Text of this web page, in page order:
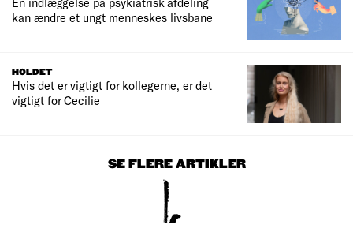
kan ændre et ungt menneskes livsbane
HOLDET
Hvis det er vigtigt for kollegerne, er det
vigtigt for Cecilie
SE FLERE ARTIKLER